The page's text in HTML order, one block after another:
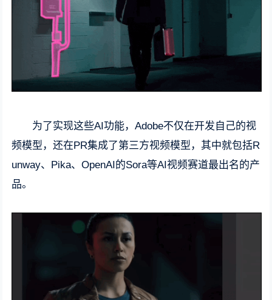
为了实现这些AI功能，Adobe不仅在开发自己的视
频模型，还在PR集成了第三方视频模型，其中就包括R
unway、Pika、OpenAI的Sora等AI视频赛道最出名的产
品。